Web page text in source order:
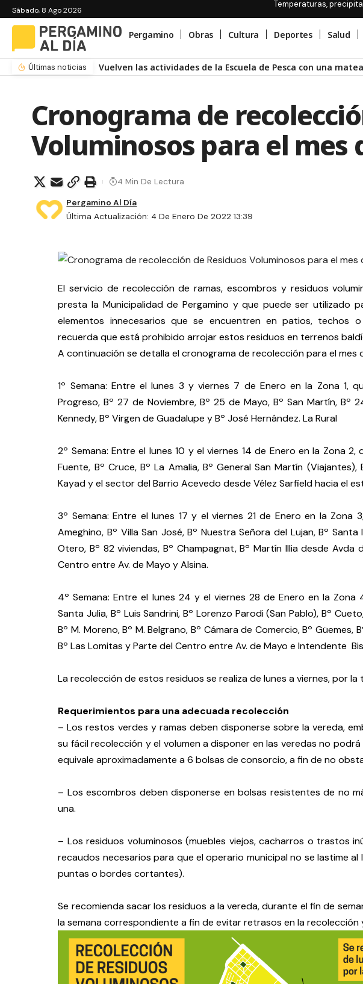
Sábado, 8 Ago 2026
Temperaturas,
Pergamino Obras Cultura Deportes Salud
Últimas noticias Rally Regional: confirmaron la nueva fecha de la etapa de
Cronograma de
Voluminosos para el mes
Última Actualización: 4 De Enero De 2022 13:39
Pergamino Al Día
4 Min De Lectura
El servicio de recolección de ramas, escombros y residuos
presta la Municipalidad de Pergamino y que puede ser utilizado
elementos innecesarios que se encuentren en patios, techos
recuerda que está prohibido arrojar estos residuos en terrenos
A continuación se detalla el cronograma de recolección para el mes
1º Semana: Entre el lunes 3 y viernes 7 de Enero en la Zona 1,
Progreso, Bº 27 de Noviembre, Bº 25 de Mayo, Bº San Martín, Bº
Kennedy, Bº Virgen de Guadalupe y Bº José Hernández. La Rural
2º Semana: Entre el lunes 10 y el viernes 14 de Enero en la Zona
Fuente, Bº Cruce, Bº La Amalia, Bº General San Martín (Viajantes),
Kayad y el sector del Barrio Acevedo desde Vélez Sarfield hacia el
3º Semana: Entre el lunes 17 y el viernes 21 de Enero en la Zona
Ameghino, Bº Villa San José, Bº Nuestra Señora del Lujan, Bº Santa
Otero, Bº 82 viviendas, Bº Champagnat, Bº Martín Illia desde
Centro entre Av. de Mayo y Alsina.
4º Semana: Entre el lunes 24 y el viernes 28 de Enero en la Zona
Santa Julia, Bº Luis Sandrini, Bº Lorenzo Parodi (San Pablo), Bº
Bº M. Moreno, Bº M. Belgrano, Bº Cámara de Comercio, Bº Güemes,
Bº Las Lomitas y Parte del Centro entre Av. de Mayo e Intendente
La recolección de estos residuos se realiza de lunes a viernes, por la
Requerimientos para una adecuada recolección
– Los restos verdes y ramas deben disponerse sobre la vereda,
su fácil recolección y el volumen a disponer en las veredas no
equivale aproximadamente a 6 bolsas de consorcio, a fin de no
– Los escombros deben disponerse en bolsas resistentes de no
una.
– Los residuos voluminosos (muebles viejos, cacharros o trastos
recaudos necesarios para que el operario municipal no se lastime
puntas o bordes cortantes).
Se recomienda sacar los residuos a la vereda, durante el fin de
la semana correspondiente a fin de evitar retrasos en la recolección